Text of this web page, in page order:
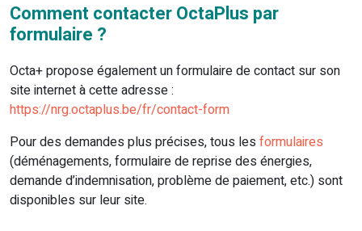
Comment contacter OctaPlus par
formulaire ?
Octa+ propose également un formulaire de contact sur son
site internet à cette adresse :
https://nrg.octaplus.be/fr/contact-form
Pour des demandes plus précises, tous les formulaires
(déménagements, formulaire de reprise des énergies,
demande d’indemnisation, problème de paiement, etc.) sont
disponibles sur leur site.